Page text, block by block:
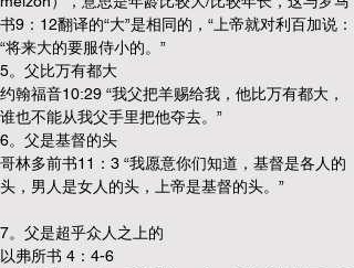
书9：12翻译的“大”是相同的，“上帝就对利百加说：
“将来大的要服侍小的。”
5。父比万有都大
约翰福音10:29 “我父把羊赐给我，他比万有都大，
谁也不能从我父手里把他夺去。”
6。父是基督的头
哥林多前书11：3 “我愿意你们知道，基督是各人的
头，男人是女人的头，上帝是基督的头。”
7。父是超乎众人之上的
以弗所书 4：4-6